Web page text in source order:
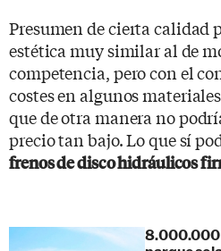
Presumen de cierta calidad
estética muy similar al de
competencia, pero con el
costes en algunos
que de otra manera no
precio tan bajo. Lo que sí
frenos de disco hidráulicos
8.000.000